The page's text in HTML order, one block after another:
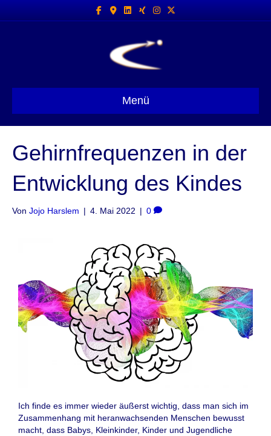
FacebookGoogle-maps
Linkedin
Xing InstagramX-twitter
Menü
Gehirnfrequenzen in der
Entwicklung des Kindes
Von Jojo Harslem | 4. Mai 2022 | 0
Ich finde es immer wieder äußerst wichtig, dass man sich im
Zusammenhang mit heranwachsenden Menschen bewusst
macht, dass Babys, Kleinkinder, Kinder und Jugendliche